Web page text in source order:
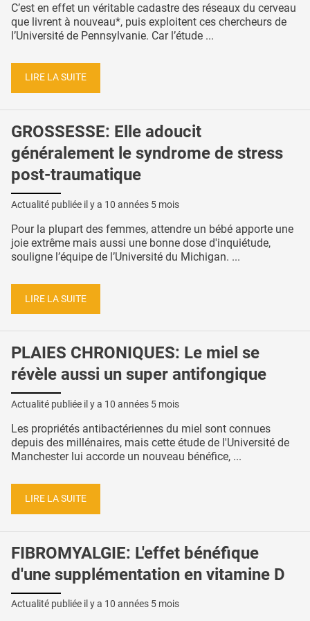
C’est en effet un véritable cadastre des réseaux du cerveau
que livrent à nouveau*, puis exploitent ces chercheurs de
l’Université de Pennsylvanie. Car l’étude ...
LIRE LA SUITE
GROSSESSE: Elle adoucit
généralement le syndrome de stress
post-traumatique
Actualité publiée il y a 10 années 5 mois
Pour la plupart des femmes, attendre un bébé apporte une
joie extrême mais aussi une bonne dose d'inquiétude,
souligne l’équipe de l’Université du Michigan. ...
LIRE LA SUITE
PLAIES CHRONIQUES: Le miel se
révèle aussi un super antifongique
Actualité publiée il y a 10 années 5 mois
Les propriétés antibactériennes du miel sont connues
depuis des millénaires, mais cette étude de l'Université de
Manchester lui accorde un nouveau bénéfice, ...
LIRE LA SUITE
FIBROMYALGIE: L'effet bénéfique
d'une supplémentation en vitamine D
Actualité publiée il y a 10 années 5 mois